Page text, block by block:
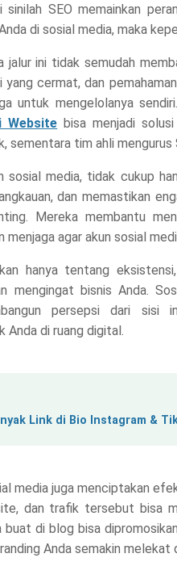
SEO memainkan
di sosial media, maka
jalur ini tidak semudah
cermat, dan
untuk mengelolanya
Website bisa menjadi
sementara tim ahli mengurus
sosial media, tidak cukup
dan memastikan
Mereka membantu
menjaga agar akun sosial
hanya tentang
mengingat bisnis Anda.
persepsi dari sisi
Anda di ruang digital.
Link di Bio Instagram &
media juga menciptakan
dan trafik tersebut bisa
buat di blog bisa
Anda semakin melekat